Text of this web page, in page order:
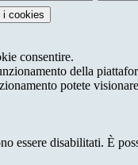
i cookies
consentire.
della
potete
essere disabilitati. È